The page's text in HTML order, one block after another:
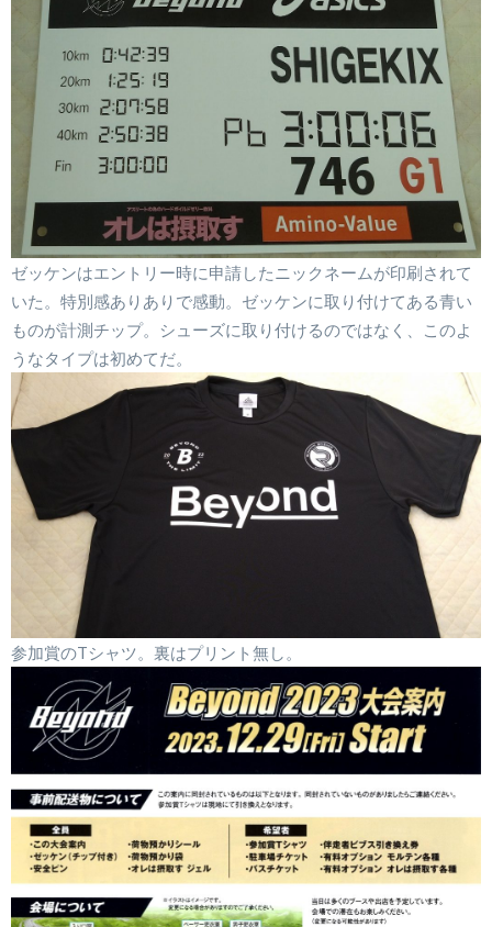
ゼッケンはエントリー時に申請したニックネームが印刷されて
いた。特別感ありありで感動。ゼッケンに取り付けてある青い
ものが計測チップ。シューズに取り付けるのではなく、このよ
うなタイプは初めてだ。
参加賞のTシャツ。裏はプリント無し。